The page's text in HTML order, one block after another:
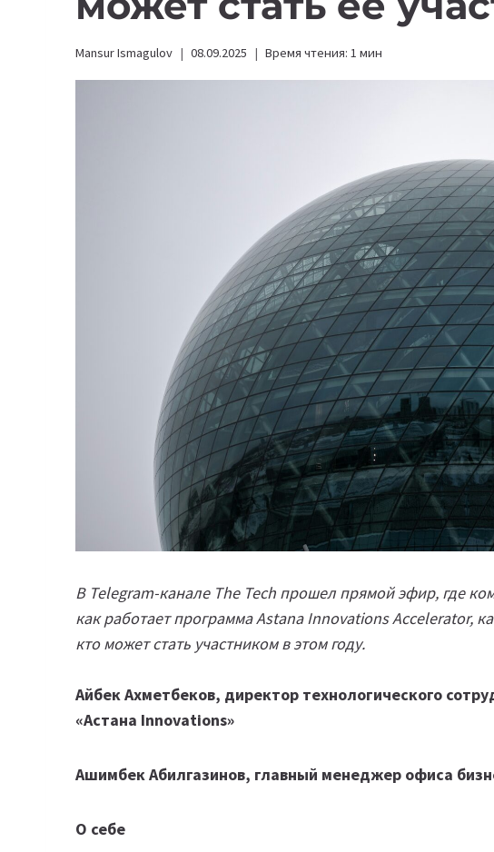
Mansur Ismagulov 08.09.2025 Время чтения: 1 мин
В Telegram-канале The Tech прошел прямой эфир, где
как работает программа Astana Innovations Accelerator,
кто может стать участником в этом году.
Айбек Ахметбеков, директор технологического
«Астана Innovations»
Ашимбек Абилгазинов, главный менеджер офиса
О себе